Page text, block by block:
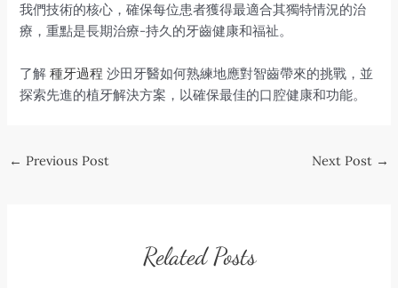
我們技術的核心，確保每位患者獲得最適合其獨特情況的治
療，重點是長期治療-持久的牙齒健康和福祉。
了解種牙過程 沙田牙醫如何熟練地應對智齒帶來的挑戰，並
探索先進的植牙解決方案，以確保最佳的口腔健康和功能。
Post
← Previous Post Next Post →
Related Posts